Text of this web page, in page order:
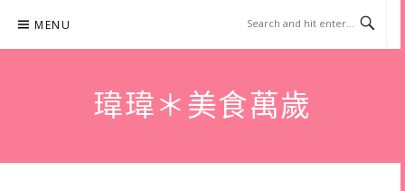
content
MENU
瑋瑋＊美食萬歲